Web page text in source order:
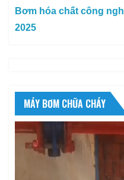
Bơm hóa chất công
2025
MÁY BƠM CHỮA CHÁY
Trình
chơi